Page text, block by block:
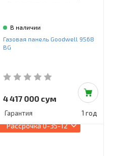
В наличии
Газовая панель Goodwell 9568
BG
4 417 000 сум
Гарантия 1 год
Рассрочка0-35-12